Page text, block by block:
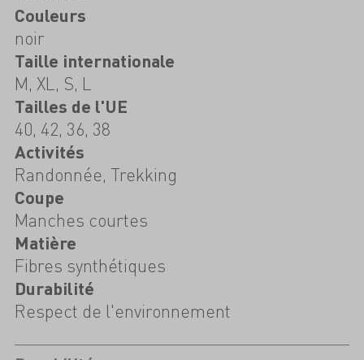
Couleurs
noir
Taille internationale
M, XL, S, L
Tailles de l'UE
40, 42, 36, 38
Activités
Randonnée, Trekking
Coupe
Manches courtes
Matière
Fibres synthétiques
Durabilité
Respect de l'environnement